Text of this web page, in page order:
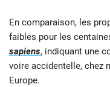
En comparaison, les
faibles pour les
sapiens, indiquant une
voire accidentelle, chez
Europe.